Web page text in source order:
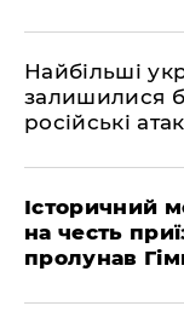
Найбільші
залишилися
російські
Історичний
на честь
пролунав